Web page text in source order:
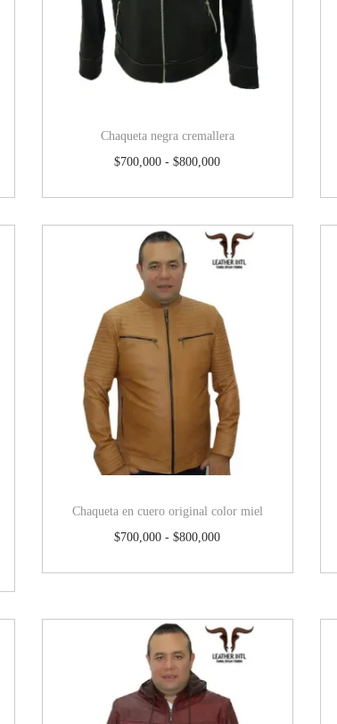
Chaqueta negra cremallera
$700,000 - $800,000
Chaqueta en cuero original color miel
$700,000 - $800,000